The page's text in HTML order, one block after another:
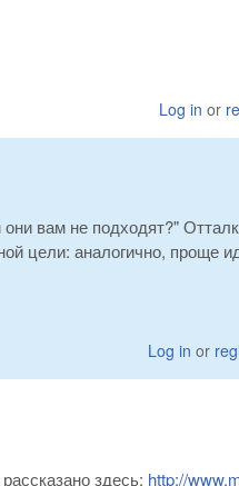
Log in or
вам не подходят?"
цели: аналогично, проще
Log in or
здесь: http://